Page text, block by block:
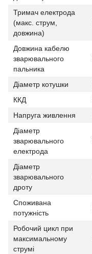
Тримач електрода
(макс. струм,
довжина)
Довжина кабелю
зварювального
пальника
Діаметр котушки
ККД
Напруга живлення
Діаметр
зварювального
електрода
Діаметр
зварювального
дроту
Споживана
потужність
Робочий цикл при
максимальному
струмі